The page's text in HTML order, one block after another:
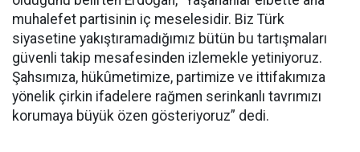
muhalefet partisinin iç meselesidir. Biz Türk
siyasetine yakıştıramadığımız bütün bu tartışmaları
güvenli takip mesafesinden izlemekle yetiniyoruz.
Şahsımıza, hükûmetimize, partimize ve ittifakımıza
yönelik çirkin ifadelere rağmen serinkanlı tavrımızı
korumaya büyük özen gösteriyoruz” dedi.